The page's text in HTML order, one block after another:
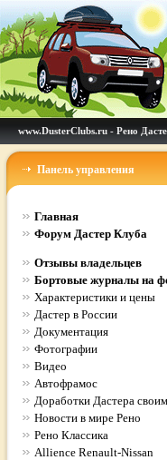
www.DusterClubs.ru - Рено
Панель управления
Главная
Форум Дастер Клуба
Отзывы владельцев
Бортовые журналы на
Характеристики и цены
Дастер в России
Документация
Фотографии
Видео
Автофрамос
Доработки Дастера
Новости в мире Рено
Рено Классика
Allience Renault-Nissan